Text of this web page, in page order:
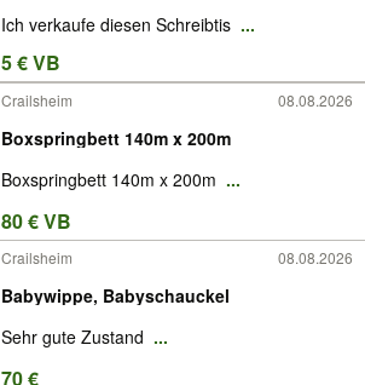
Ich verkaufe diesen Schreibtis ...
5 € VB
Crailsheim 08.08.2026
Boxspringbett 140m x 200m
Boxspringbett 140m x 200m ...
80 € VB
Crailsheim 08.08.2026
Babywippe, Babyschauckel
Sehr gute Zustand ...
70 €